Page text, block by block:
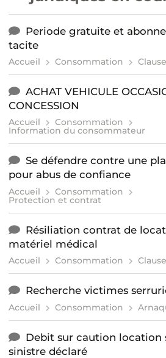
Periode gratuite et
tacite
Accueil Consommation
ACHAT VEHICULE
CONCESSION
Accueil Consommation
Information du consommateur
Se défendre contre une
pour abus de confiance
Accueil Consommation
Protection et contrat
Résiliation contrat de
matériel médical
Accueil Consommation
Recherche victimes
Accueil Consommation
Debit sur caution location
sinistre déclaré